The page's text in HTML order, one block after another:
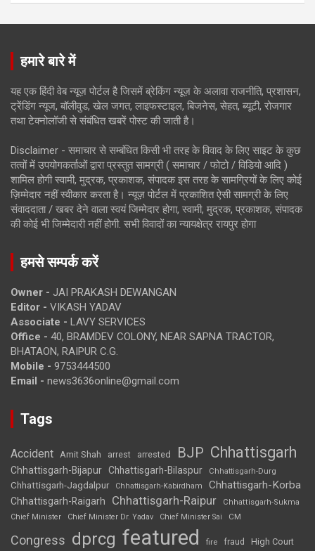
हमारे बारे में
यह एक हिंदी वेब न्यूज़ पोर्टल है जिसमें ब्रेकिंग न्यूज़ के अलावा राजनीति, प्रशासन,
ट्रेंडिंग न्यूज, बॉलीवुड, खेल जगत, लाइफस्टाइल, बिजनेस, सेहत, ब्यूटी, रोजगार
तथा टेक्नोलॉजी से संबंधित खबरें पोस्ट की जाती है।
Disclaimer - समाचार से सम्बंधित किसी भी तरह के विवाद के लिए साइट के कुछ
तत्वों में उपयोगकर्ताओं द्वारा प्रस्तुत सामग्री ( समाचार / फोटो / विडियो आदि )
शामिल होगी स्वामी, मुद्रक, प्रकाशक, संपादक इस तरह के सामग्रियों के लिए कोई
ज़िम्मेदार नहीं स्वीकार करता है। न्यूज़ पोर्टल में प्रकाशित ऐसी सामग्री के लिए
संवाददाता / खबर देने वाला स्वयं जिम्मेदार होगा, स्वामी, मुद्रक, प्रकाशक, संपादक
की कोई भी जिम्मेदारी नहीं होगी. सभी विवादों का न्यायक्षेत्र रायपुर होगा
हमसे सम्पर्क करें
Owner - JAI PRAKASH DEWANGAN
Editor - VIKASH YADAV
Associate - LAVY SERVICES
Office - 40, BRAMDEV COLONY, NEAR SAPNA TRACTOR,
BHATAON, RAIPUR C.G.
Mobile - 9753444500
Email - news3636online@gmail.com
Tags
Accident Amit Shah arrest arrested BJP Chhattisgarh
Chhattisgarh-Bijapur Chhattisgarh-Bilaspur Chhattisgarh-Durg
Chhattisgarh-Jagdalpur Chhattisgarh-Kabirdham Chhattisgarh-Korba
Chhattisgarh-Raigarh Chhattisgarh-Raipur
Chhattisgarh-Sukma
Chief Minister
Chief Minister Dr. Yadav Chief Minister Sai CM
Congress dprcg featured fire fraud High Court